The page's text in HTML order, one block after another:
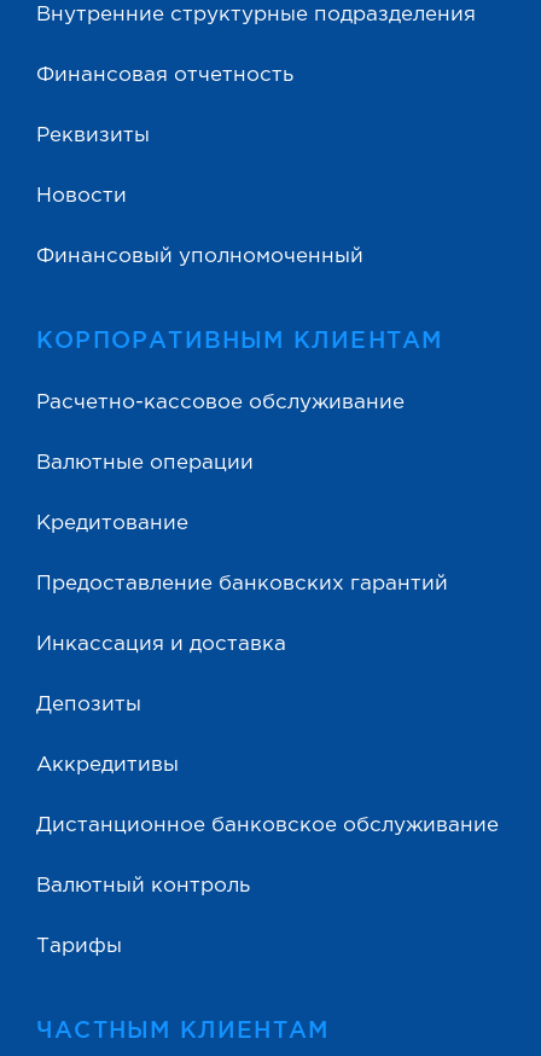
Внутренние структурные подразделения
Финансовая отчетность
Реквизиты
Новости
Финансовый уполномоченный
КОРПОРАТИВНЫМ КЛИЕНТАМ
Расчетно-кассовое обслуживание
Валютные операции
Кредитование
Предоставление банковских гарантий
Инкассация и доставка
Депозиты
Аккредитивы
Дистанционное банковское обслуживание
Валютный контроль
Тарифы
ЧАСТНЫМ КЛИЕНТАМ